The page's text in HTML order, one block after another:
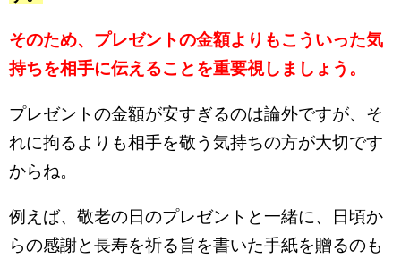
そのため、プレゼントの金額よりもこういった気
持ちを相手に伝えることを重要視しましょう。
プレゼントの金額が安すぎるのは論外ですが、そ
れに拘るよりも相手を敬う気持ちの方が大切です
からね。
例えば、敬老の日のプレゼントと一緒に、日頃か
らの感謝と長寿を祈る旨を書いた手紙を贈るのも